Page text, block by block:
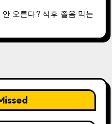
오른다? 식후 졸음 막는